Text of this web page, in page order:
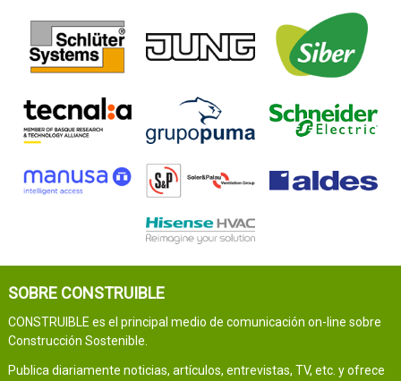
SOBRE CONSTRUIBLE
CONSTRUIBLE es el principal medio de comunicación on-line sobre
Construcción Sostenible.
Publica diariamente noticias, artículos, entrevistas, TV, etc. y ofrece